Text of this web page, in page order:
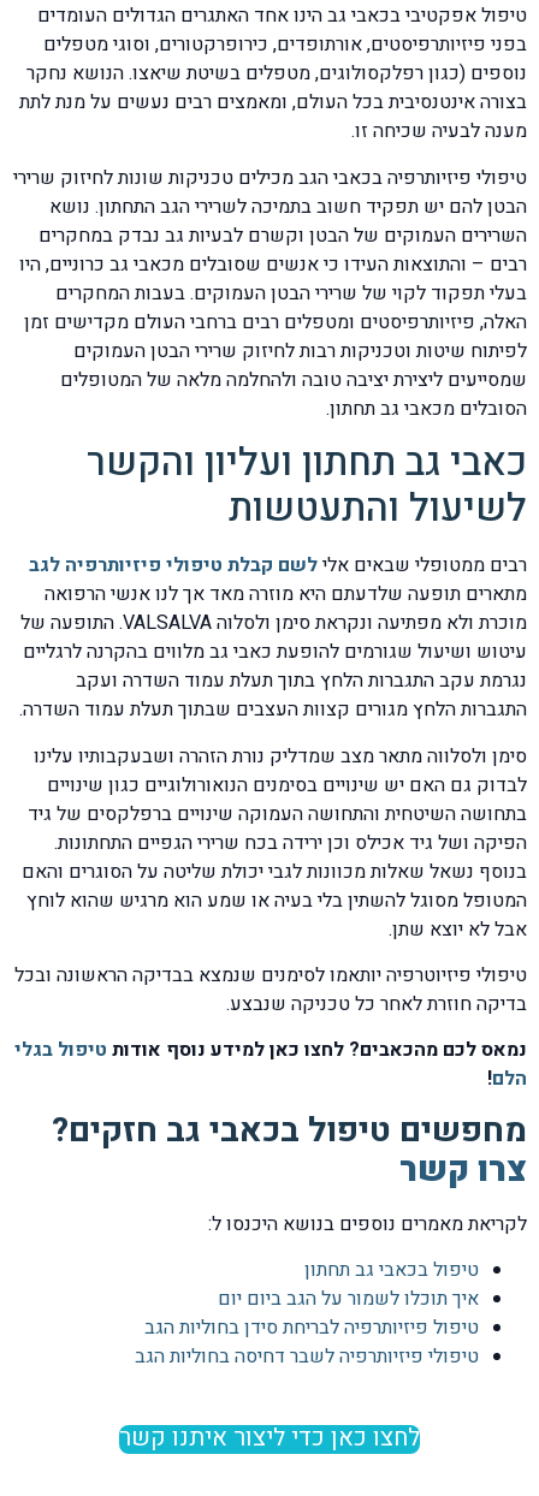
טיפול אפקטיבי בכאבי גב הינו אחד האתגרים הגדולים העומדים
בפני פיזיותרפיסטים, אורתופדים, כירופרקטורים, וסוגי מטפלים
נוספים (כגון רפלקסולוגים, מטפלים בשיטת שיאצו. הנושא נחקר
בצורה אינטנסיבית בכל העולם, ומאמצים רבים נעשים על מנת לתת
מענה לבעיה שכיחה זו.
טיפולי פיזיותרפיה בכאבי הגב מכילים טכניקות שונות לחיזוק שרירי
הבטן להם יש תפקיד חשוב בתמיכה לשרירי הגב התחתון. נושא
השרירים העמוקים של הבטן וקשרם לבעיות גב נבדק במחקרים
רבים – והתוצאות העידו כי אנשים שסובלים מכאבי גב כרוניים, היו
בעלי תפקוד לקוי של שרירי הבטן העמוקים. בעבות המחקרים
האלה, פיזיותרפיסטים ומטפלים רבים ברחבי העולם מקדישים זמן
לפיתוח שיטות וטכניקות רבות לחיזוק שרירי הבטן העמוקים
שמסייעים ליצירת יציבה טובה ולהחלמה מלאה של המטופלים
הסובלים מכאבי גב תחתון.
כאבי גב תחתון ועליון והקשר
לשיעול והתעטשות
רבים ממטופלי שבאים אלילשם קבלת טיפולי פיזיותרפיה לגב
מתארים תופעה שלדעתם היא מוזרה מאד אך לנו אנשי הרפואה
מוכרת ולא מפתיעה ונקראת סימן ולסלוה VALSALVA. התופעה של
עיטוש ושיעול שגורמים להופעת כאבי גב מלווים בהקרנה לרגליים
נגרמת עקב התגברות הלחץ בתוך תעלת עמוד השדרה ועקב
התגברות הלחץ מגורים קצוות העצבים שבתוך תעלת עמוד השדרה.
סימן ולסלווה מתאר מצב שמדליק נורת הזהרה ושבעקבותיו עלינו
לבדוק גם האם יש שינויים בסימנים הנואורולוגיים כגון שינויים
בתחושה השיטחית והתחושה העמוקה שינויים ברפלקסים של גיד
הפיקה ושל גיד אכילס וכן ירידה בכח שרירי הגפיים התחתונות.
בנוסף נשאל שאלות מכוונות לגבי יכולת שליטה על הסוגרים והאם
המטופל מסוגל להשתין בלי בעיה או שמע הוא מרגיש שהוא לוחץ
אבל לא יוצא שתן.
טיפולי פיזיוטרפיה יותאמו לסימנים שנמצא בבדיקה הראשונה ובכל
בדיקה חוזרת לאחר כל טכניקה שנבצע.
נמאס לכם מהכאבים? לחצו כאן למידע נוסף אודות טיפול בגלי
הלם!
מחפשים טיפול בכאבי גב חזקים?
צרו קשר
לקריאת מאמרים נוספים בנושא היכנסו ל:
טיפול בכאבי גב תחתון
איך תוכלו לשמור על הגב ביום יום
טיפול פיזיותרפיה לבריחת סידן בחוליות הגב
טיפולי פיזיותרפיה לשבר דחיסה בחוליות הגב
לחצו כאן כדי ליצור איתנו קשר